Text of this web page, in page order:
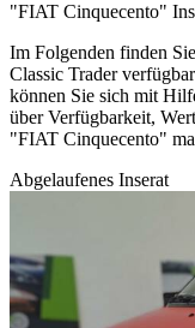
"FIAT Cinquecento"
Im Folgenden finden
Classic Trader
können Sie sich mit
über Verfügbarkeit,
"FIAT Cinquecento"
Abgelaufenes Inserat